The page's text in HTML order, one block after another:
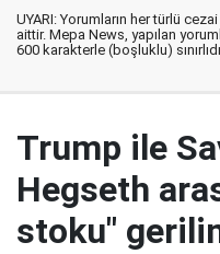
UYARI: Yorumların her türlü
aittir. Mepa News, yapılan
600 karakterle (boşluklu)
Trump ile
Hegseth
stoku"